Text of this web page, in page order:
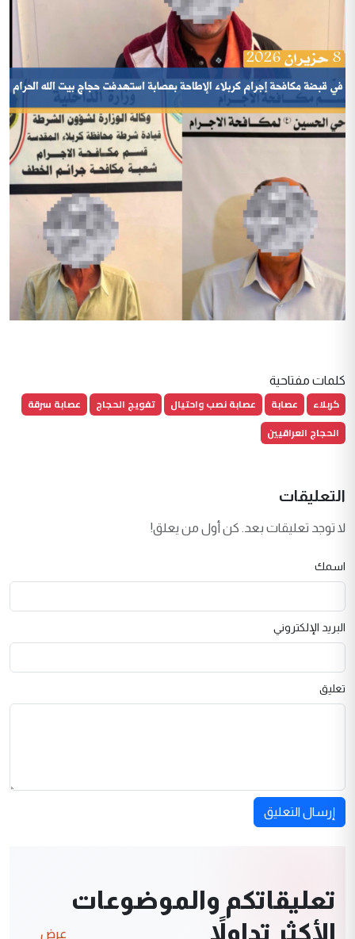
كلمات مفتاحية
كربلاء عصابة عصابة نصب واحتيال تفويج الحجاج
عصابة سرقة
الحجاج العراقيين
التعليقات
لا توجد تعليقات بعد. كن أول من يعلق!
اسمك
البريد الإلكتروني
تعليق
إرسال التعليق
تعليقاتكم والموضوعات
الأكثر تداولاً
عرض